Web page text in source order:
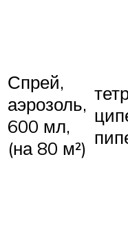
Спрей,
аэрозоль,
600 мл,
(на 80 м²)